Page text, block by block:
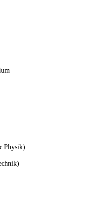
Physik)